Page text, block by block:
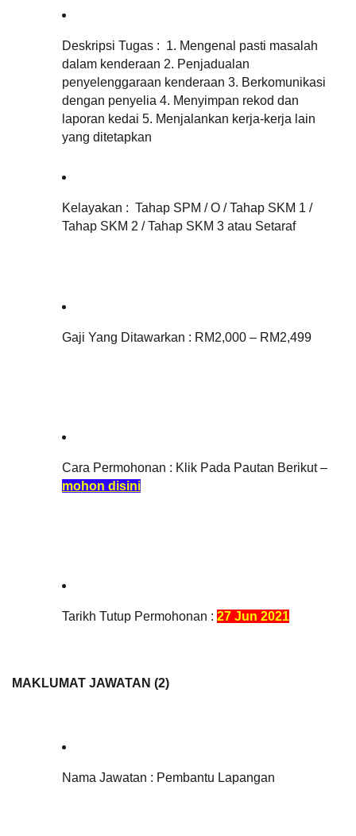
Deskripsi Tugas : 1. Mengenal pasti masalah
dalam kenderaan 2. Penjadualan
penyelenggaraan kenderaan 3. Berkomunikasi
dengan penyelia 4. Menyimpan rekod dan
laporan kedai 5. Menjalankan kerja-kerja lain
yang ditetapkan
Kelayakan :  Tahap SPM / O / Tahap SKM 1 /
Tahap SKM 2 / Tahap SKM 3 atau Setaraf
Gaji Yang Ditawarkan : RM2,000 – RM2,499
mohon disini
Tarikh Tutup Permohonan : 27 Jun 2021
MAKLUMAT JAWATAN (2)
Nama Jawatan : Pembantu Lapangan